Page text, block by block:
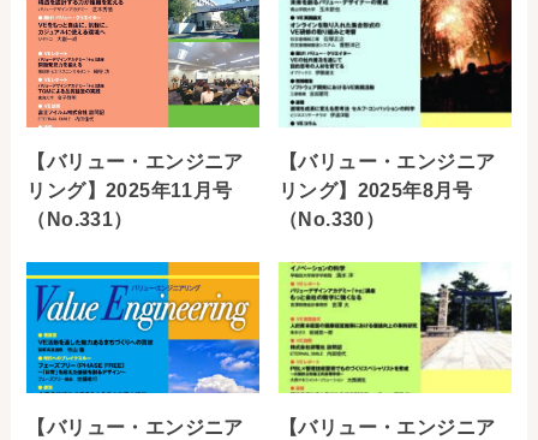
【バリュー・エンジニア
リング】2025年11月号
（No.331）
【バリュー・エンジニア
リング】2025年8月号
（No.330）
【バリュー・エンジニア
【バリュー・エンジニア